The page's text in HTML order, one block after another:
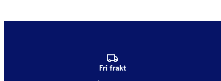
Fri frakt